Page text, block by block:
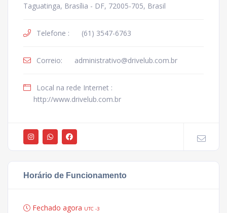
Taguatinga, Brasília - DF, 72005-705, Brasil
Telefone : (61) 3547-6763
Correio: administrativo@drivelub.com.br
Local na rede Internet :
http://www.drivelub.com.br
Horário de Funcionamento
Fechado agora UTC -3